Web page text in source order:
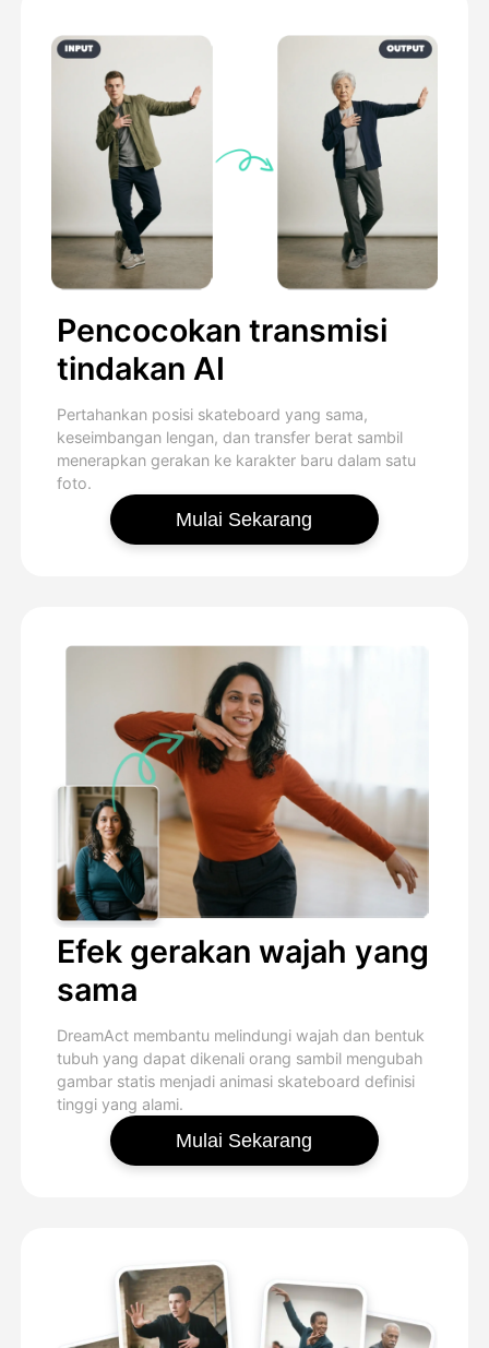
Pencocokan transmisi
tindakan AI
Pertahankan posisi skateboard yang sama,
keseimbangan lengan, dan transfer berat sambil
menerapkan gerakan ke karakter baru dalam satu
foto.
Mulai Sekarang
Efek gerakan wajah yang
sama
DreamAct membantu melindungi wajah dan bentuk
tubuh yang dapat dikenali orang sambil mengubah
gambar statis menjadi animasi skateboard definisi
tinggi yang alami.
Mulai Sekarang